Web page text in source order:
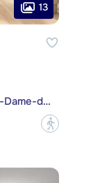
13
Montréal (Côte-des-Neiges/Notre-Dame-de-Grâce)
?